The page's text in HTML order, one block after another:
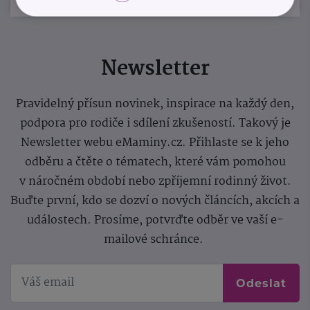
Newsletter
Pravidelný přísun novinek, inspirace na každý den,
podpora pro rodiče i sdílení zkušeností. Takový je
Newsletter webu eMaminy.cz. Přihlaste se k jeho
odběru a čtěte o tématech, které vám pomohou
v náročném období nebo zpříjemní rodinný život.
Buďte první, kdo se dozví o nových článcích, akcích a
událostech. Prosíme, potvrďte odběr ve vaší e-
mailové schránce.
Odeslat